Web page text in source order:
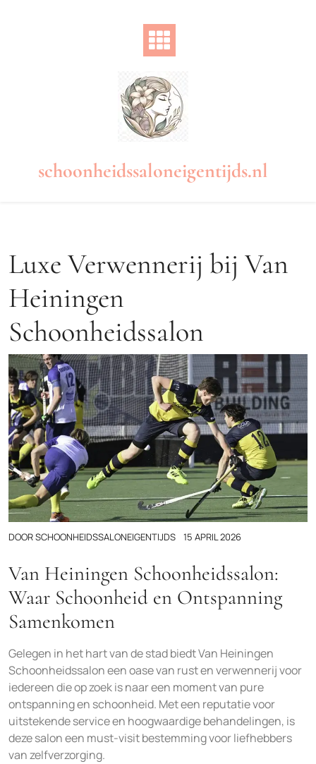
schoonheidssaloneigentijds.nl
Luxe Verwennerij bij Van
Heiningen
Schoonheidssalon
DOORSCHOONHEIDSSALONEIGENTIJDS 15 APRIL 2026
Van Heiningen Schoonheidssalon:
Waar Schoonheid en Ontspanning
Samenkomen
Gelegen in het hart van de stad biedt Van Heiningen
Schoonheidssalon een oase van rust en verwennerij voor
iedereen die op zoek is naar een moment van pure
ontspanning en schoonheid. Met een reputatie voor
uitstekende service en hoogwaardige behandelingen, is
deze salon een must-visit bestemming voor liefhebbers
van zelfverzorging.